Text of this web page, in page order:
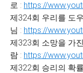
로 : https://
제324회 우리를 도
님 : https://
제323회 소망을 가
람 : https://
제322회 승리의 확